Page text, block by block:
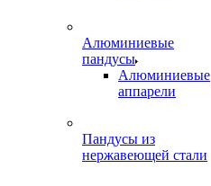
Алюминиевые
пандусы
Алюминиевые
аппарели
Пандусы из
нержавеющей стали